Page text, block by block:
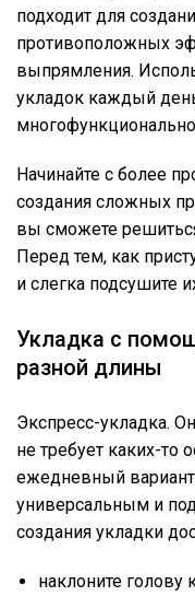
подходит для
противоположных
выпрямления.
укладок каждый
Начинайте с более
создания сложных
вы сможете
Перед тем, как
и слегка подсушите
Укладка с
разной длины
Экспресс-укладка.
не требует каких-то
ежедневный
универсальным и
создания укладки
наклоните голову